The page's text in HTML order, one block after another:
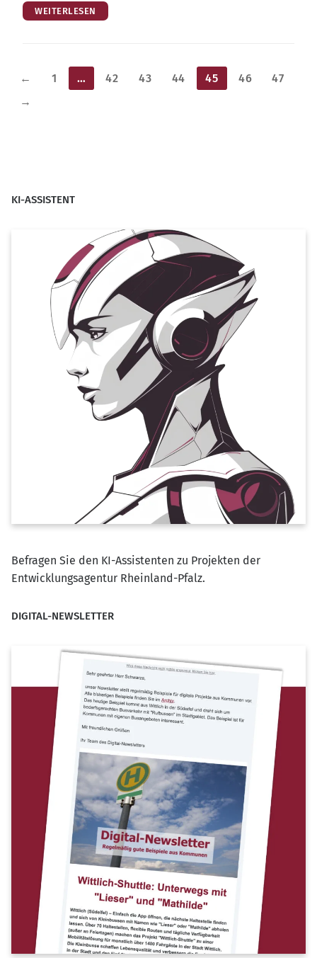
WEITERLESEN
Seitennummerierung
← 1 … 42 43 44 45 46
47
→
KI-ASSISTENT
Befragen Sie den KI-Assistenten zu Projekten der
Entwicklungsagentur Rheinland-Pfalz.
DIGITAL-NEWSLETTER